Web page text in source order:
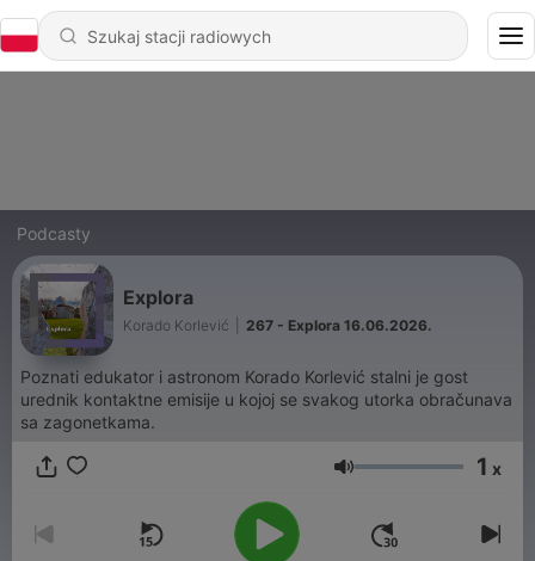
Podcasty
Explora
Korado Korlević 267 - Explora 16.06.2026.
Poznati edukator i astronom Korado Korlević stalni je gost
urednik kontaktne emisije u kojoj se svakog utorka obračunava
sa zagonetkama.
Głośność 1 x